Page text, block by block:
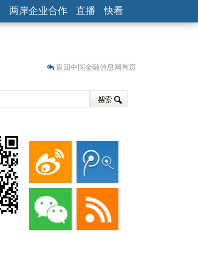
两岸企业合作 直播 快看
返回中国金融信息网首页